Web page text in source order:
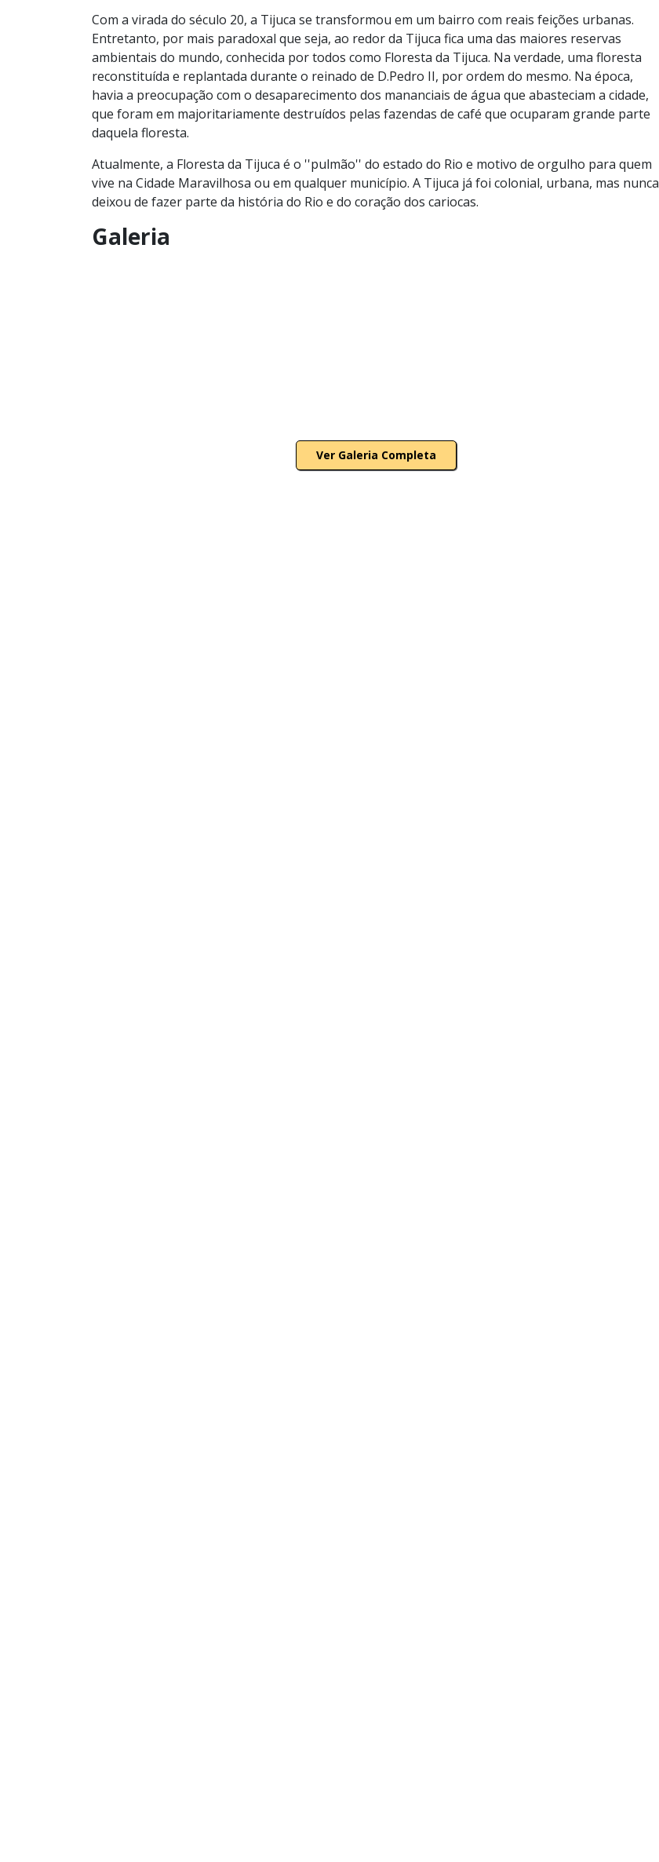
Com a virada do século 20, a Tijuca se transformou em um bairro com reais feições urbanas.
Entretanto, por mais paradoxal que seja, ao redor da Tijuca fica uma das maiores reservas
ambientais do mundo, conhecida por todos como Floresta da Tijuca. Na verdade, uma floresta
reconstituída e replantada durante o reinado de D.Pedro II, por ordem do mesmo. Na época,
havia a preocupação com o desaparecimento dos mananciais de água que abasteciam a cidade,
que foram em majoritariamente destruídos pelas fazendas de café que ocuparam grande parte
daquela floresta.
Atualmente, a Floresta da Tijuca é o ''pulmão'' do estado do Rio e motivo de orgulho para quem
vive na Cidade Maravilhosa ou em qualquer município. A Tijuca já foi colonial, urbana, mas nunca
deixou de fazer parte da história do Rio e do coração dos cariocas.
Galeria
Ver Galeria Completa